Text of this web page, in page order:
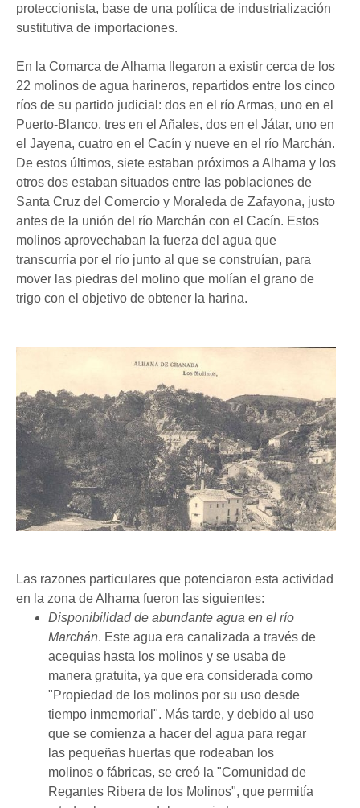
proteccionista, base de una política de industrialización
sustitutiva de importaciones.
En la Comarca de Alhama llegaron a existir cerca de los
22 molinos de agua harineros, repartidos entre los cinco
ríos de su partido judicial: dos en el río Armas, uno en el
Puerto-Blanco, tres en el Añales, dos en el Játar, uno en
el Jayena, cuatro en el Cacín y nueve en el río Marchán.
De estos últimos, siete estaban próximos a Alhama y los
otros dos estaban situados entre las poblaciones de
Santa Cruz del Comercio y Moraleda de Zafayona, justo
antes de la unión del río Marchán con el Cacín. Estos
molinos aprovechaban la fuerza del agua que
transcurría por el río junto al que se construían, para
mover las piedras del molino que molían el grano de
trigo con el objetivo de obtener la harina.
Las razones particulares que potenciaron esta actividad
en la zona de Alhama fueron las siguientes:
Disponibilidad de abundante agua en el río
Marchán. Este agua era canalizada a través de
acequias hasta los molinos y se usaba de
manera gratuita, ya que era considerada como
"Propiedad de los molinos por su uso desde
tiempo inmemorial". Más tarde, y debido al uso
que se comienza a hacer del agua para regar
las pequeñas huertas que rodeaban los
molinos o fábricas, se creó la "Comunidad de
Regantes Ribera de los Molinos", que permitía